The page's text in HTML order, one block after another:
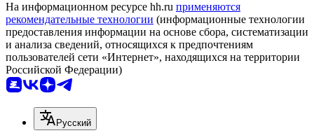
На информационном ресурсе hh.ru применяются
рекомендательные технологии (информационные технологии
предоставления информации на основе сбора, систематизации
и анализа сведений, относящихся к предпочтениям
пользователей сети «Интернет», находящихся на территории
Российской Федерации)
Русский